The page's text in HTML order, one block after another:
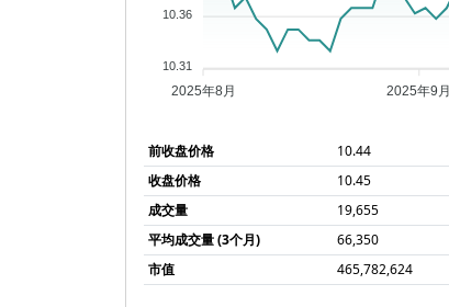
10.36
10.31
2025年8月 2025年9月
前收盘价格
10.44
收盘价格
10.45
成交量
19,655
平均成交量 (3个月)
66,350
市值
465,782,624